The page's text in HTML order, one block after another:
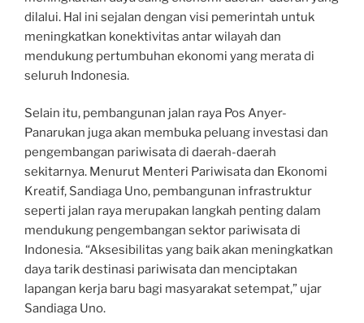
dilalui. Hal ini sejalan dengan visi pemerintah untuk
meningkatkan konektivitas antar wilayah dan
mendukung pertumbuhan ekonomi yang merata di
seluruh Indonesia.
Selain itu, pembangunan jalan raya Pos Anyer-
Panarukan juga akan membuka peluang investasi dan
pengembangan pariwisata di daerah-daerah
sekitarnya. Menurut Menteri Pariwisata dan Ekonomi
Kreatif, Sandiaga Uno, pembangunan infrastruktur
seperti jalan raya merupakan langkah penting dalam
mendukung pengembangan sektor pariwisata di
Indonesia. “Aksesibilitas yang baik akan meningkatkan
daya tarik destinasi pariwisata dan menciptakan
lapangan kerja baru bagi masyarakat setempat,” ujar
Sandiaga Uno.